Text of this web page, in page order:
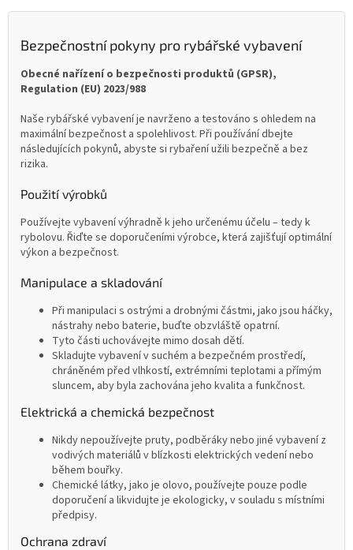
Bezpečnostní pokyny pro rybářské vybavení
Obecné nařízení o bezpečnosti produktů (GPSR),
Regulation (EU) 2023/988
Naše rybářské vybavení je navrženo a testováno s ohledem na
maximální bezpečnost a spolehlivost. Při používání dbejte
následujících pokynů, abyste si rybaření užili bezpečně a bez
rizika.
Použití výrobků
Používejte vybavení výhradně k jeho určenému účelu – tedy k
rybolovu. Řiďte se doporučeními výrobce, která zajišťují optimální
výkon a bezpečnost.
Manipulace a skladování
Při manipulaci s ostrými a drobnými částmi, jako jsou háčky,
nástrahy nebo baterie, buďte obzvláště opatrní.
Tyto části uchovávejte mimo dosah dětí.
Skladujte vybavení v suchém a bezpečném prostředí,
chráněném před vlhkostí, extrémními teplotami a přímým
sluncem, aby byla zachována jeho kvalita a funkčnost.
Elektrická a chemická bezpečnost
Nikdy nepoužívejte pruty, podběráky nebo jiné vybavení z
vodivých materiálů v blízkosti elektrických vedení nebo
během bouřky.
Chemické látky, jako je olovo, používejte pouze podle
doporučení a likvidujte je ekologicky, v souladu s místními
předpisy.
Ochrana zdraví